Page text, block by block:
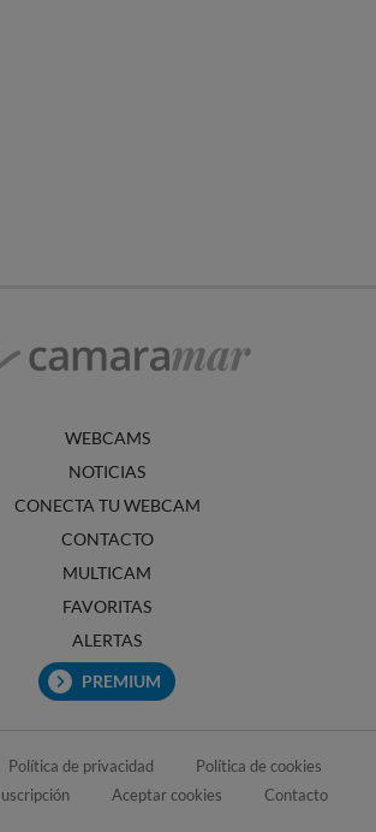
WEBCAMS
NOTICIAS
CONECTA TU WEBCAM
CONTACTO
MULTICAM
FAVORITAS
ALERTAS
PREMIUM
Política de privacidad
Política de cookies
Aceptar cookies Contacto